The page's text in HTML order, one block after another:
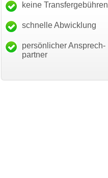
"Danke für den schnellen
Transfer und guten Service!"
Thomas Schäfer
i can eckert communication GmbH
keine Transfergebühren
schnelle Abwicklung
persönlicher Ansprech-
partner